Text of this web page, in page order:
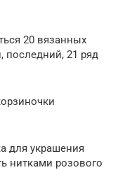
20 вязанных
21 ряд
для украшения
нитками розового